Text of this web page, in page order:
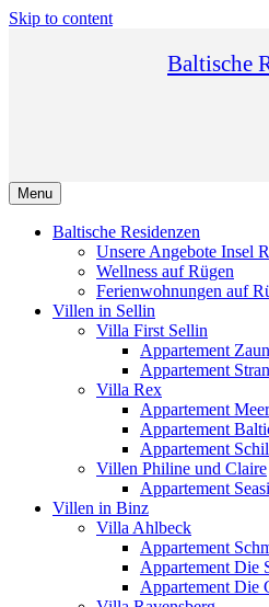
Skip to content
Baltische
Menu
Baltische Residenzen
Unsere Angebote Insel
Wellness auf Rügen
Ferienwohnungen auf
Villen in Sellin
Villa First Sellin
Appartement
Appartement
Villa Rex
Appartement
Appartement
Appartement
Villen Philine und Claire
Appartement
Villen in Binz
Villa Ahlbeck
Appartement
Appartement Die
Appartement Die